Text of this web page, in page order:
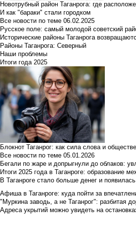
Новотрубный район Таганрога: где
И как "бараки" стали городком
Все новости по теме 06.02.2025
Русское поле: самый молодой советский
Исторические районы Таганрога
Районы Таганрога: Северный
Наши проблемы
Итоги года 2025
Блокнот Таганрог: как сила слова и
Все новости по теме 05.01.2026
Бегали по жаре и допрыгнули до облаков:
Итоги 2025 года в Таганроге: образование
В Таганроге стало больше денег и
Афиша в Таганроге: куда пойти за
"Муркина заводь, а не Таганрог": разбитая
Адреса укрытий можно увидеть на